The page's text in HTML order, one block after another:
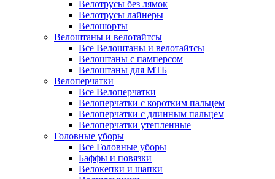
Велотрусы без лямок
Велотрусы лайнеры
Велошорты
Велоштаны и велотайтсы
Все Велоштаны и велотайтсы
Велоштаны с памперсом
Велоштаны для МТБ
Велоперчатки
Все Велоперчатки
Велоперчатки с коротким пальцем
Велоперчатки с длинным пальцем
Велоперчатки утепленные
Головные уборы
Все Головные уборы
Баффы и повязки
Велокепки и шапки